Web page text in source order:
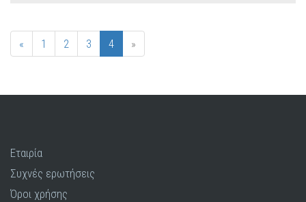
« 1 2 3 4 »
Εταιρία
Συχνές ερωτήσεις
Όροι χρήσης